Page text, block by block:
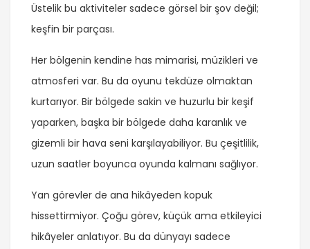
Üstelik bu aktiviteler sadece görsel bir şov değil;
keşfin bir parçası.
Her bölgenin kendine has mimarisi, müzikleri ve
atmosferi var. Bu da oyunu tekdüze olmaktan
kurtarıyor. Bir bölgede sakin ve huzurlu bir keşif
yaparken, başka bir bölgede daha karanlık ve
gizemli bir hava seni karşılayabiliyor. Bu çeşitlilik,
uzun saatler boyunca oyunda kalmanı sağlıyor.
Yan görevler de ana hikâyeden kopuk
hissettirmiyor. Çoğu görev, küçük ama etkileyici
hikâyeler anlatıyor. Bu da dünyayı sadece